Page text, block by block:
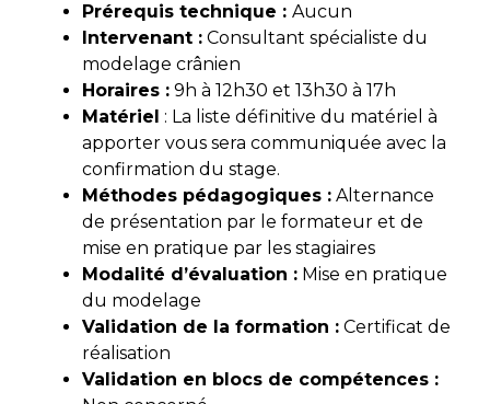
Prérequis technique : Aucun
Intervenant : Consultant spécialiste du
modelage crânien
Horaires : 9h à 12h30 et 13h30 à 17h
Matériel : La liste définitive du matériel à
apporter vous sera communiquée avec la
confirmation du stage.
Méthodes pédagogiques : Alternance
de présentation par le formateur et de
mise en pratique par les stagiaires
Modalité d’évaluation : Mise en pratique
du modelage
Validation de la formation : Certificat de
réalisation
Validation en blocs de compétences :